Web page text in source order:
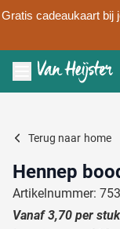
Gratis cadeaukaart bij
Ga naar de inhoud
Menu openen
Terug naar home
Hennep
Artikelnummer:
Vanaf3,70 per stuk